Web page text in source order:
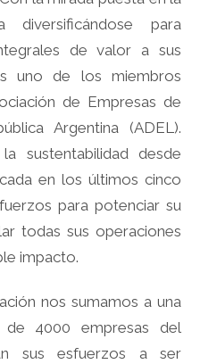
diversificándose para
de valor a sus
uno de los miembros
de Empresas de
Argentina (ADEL).
sustentabilidad desde
en los últimos cinco
para potenciar su
todas sus operaciones
impacto.
nos sumamos a una
de 4000 empresas del
sus esfuerzos a ser